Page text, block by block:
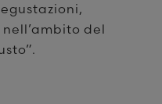
del